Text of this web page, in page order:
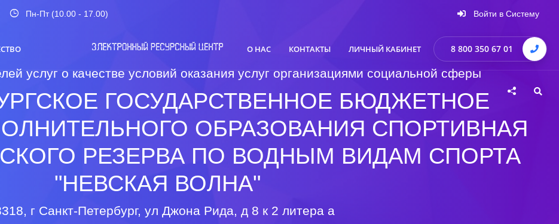
Пн-Пт (10.00 - 17.00) Войти в Систему
О НАС КОНТАКТЫ ЛИЧНЫЙ КАБИНЕТ 8 800 350 67 01
услуг о качестве условий оказания услуг организациями социальной сферы
ГОСУДАРСТВЕННОЕ БЮДЖЕТНОЕ
ОБРАЗОВАНИЯ СПОРТИВНАЯ
РЕЗЕРВА ПО ВОДНЫМ ВИДАМ СПОРТА
"НЕВСКАЯ ВОЛНА"
г Санкт-Петербург, ул Джона Рида, д 8 к 2 литера а